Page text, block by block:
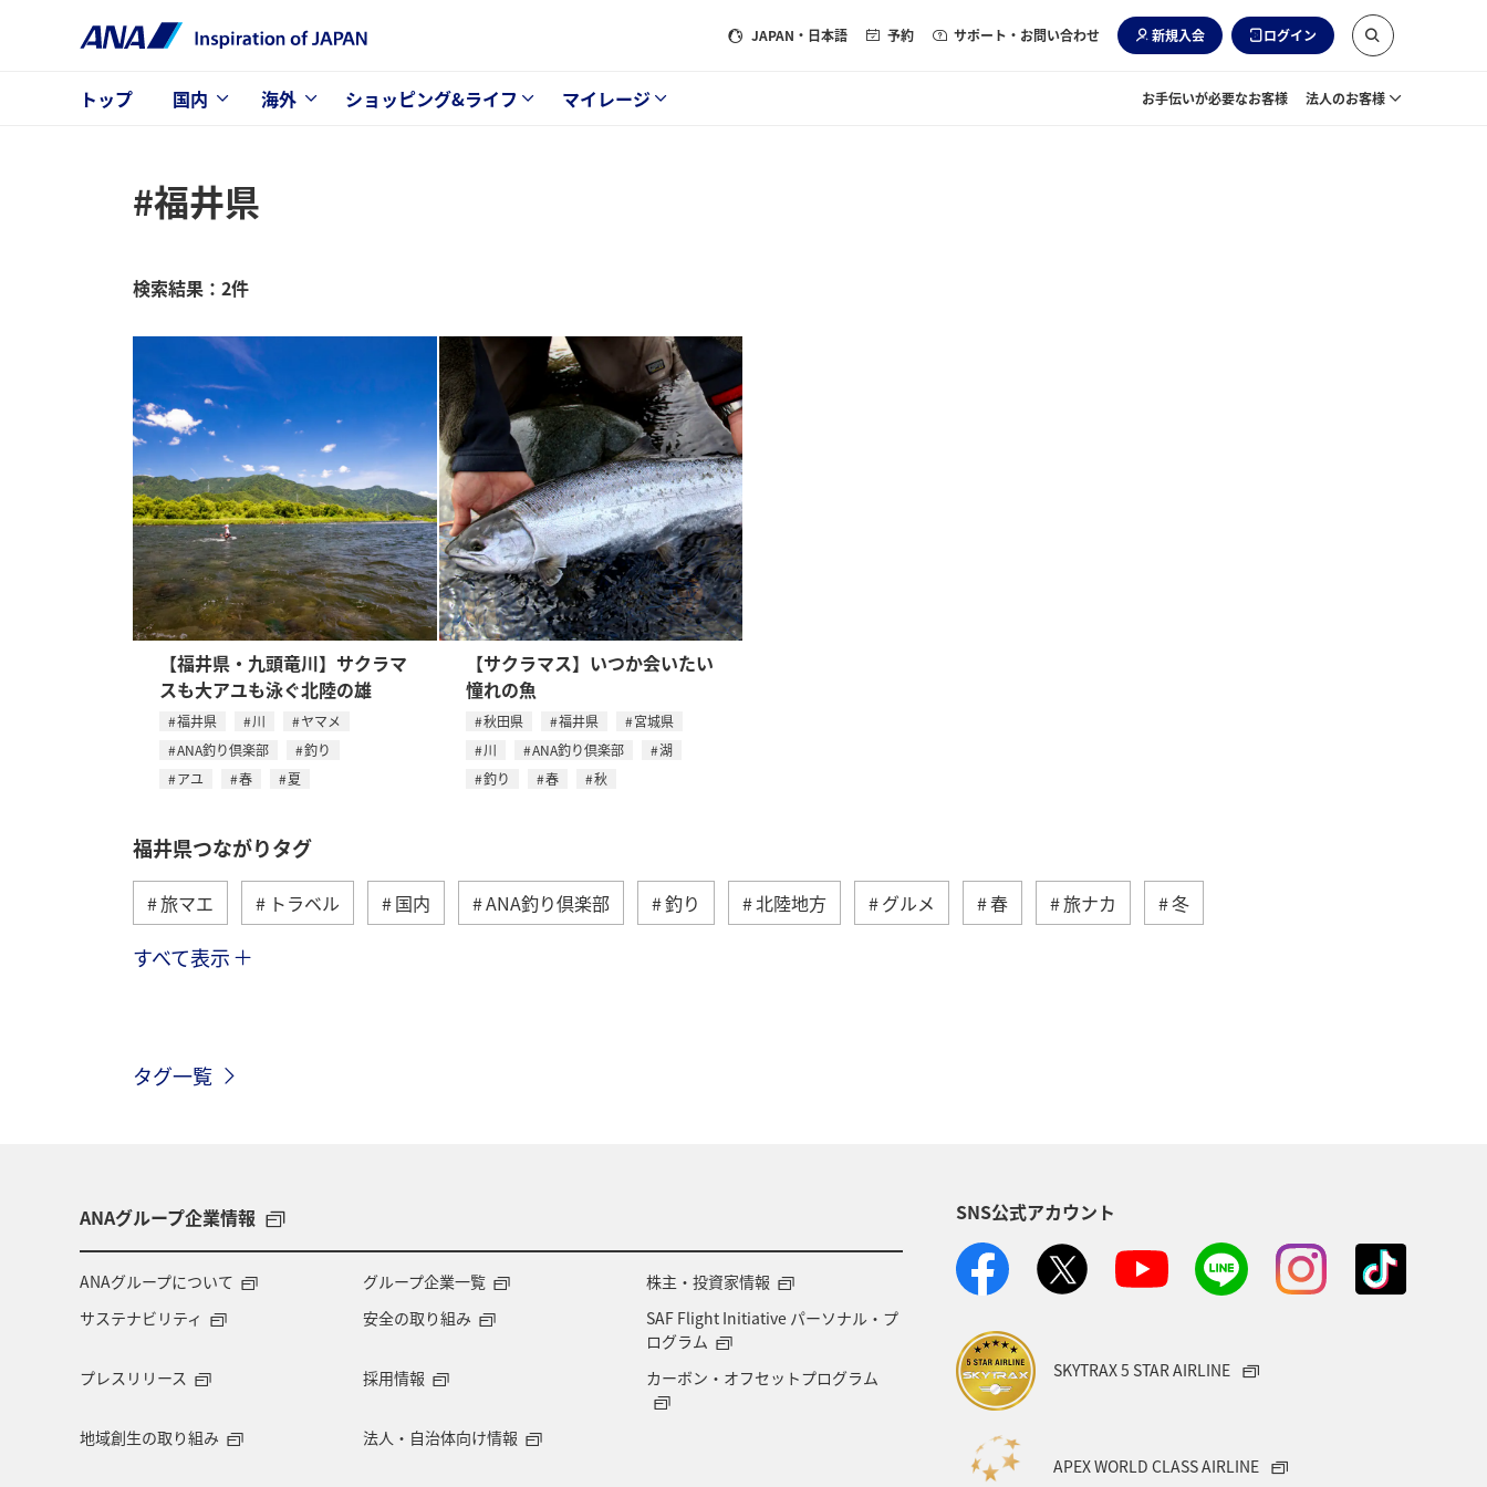
JAPAN ・日本語 予約 サポート・お問い合わせ 新規入会 ログイン
トップ 国内 海外 ショッピング&ライフ マイレージ お手伝いが必要なお客様 法人のお客様
#福井県
検索結果：2件
【福井県・九頭竜川】サクラマ
スも大アユも泳ぐ北陸の雄
福井県 川
ヤマメ
ANA釣り倶楽部
釣り
アユ
春 夏
【サクラマス】いつか会いたい
憧れの魚
秋田県 福井県
宮城県
川
ANA釣り倶楽部
湖
釣り
春 秋
福井県つながりタグ
旅マエ トラベル 国内 ANA釣り倶楽部 釣り 北陸地方 グルメ 春 旅ナカ 冬
川 湖
すべて表示
タグ一覧
ANAグループ企業情報
ANAグループについて グループ企業一覧
株主・投資家情報
サステナビリティ
安全の取り組み
SAF Flight Initiative パーソナル・プ
ログラム
プレスリリース
採用情報 カーボン・オフセットプログラム
地域創生の取り組み 法人・自治体向け情報
SNS公式アカウント
SKYTRAX 5 STAR AIRLINE
APEX WORLD CLASS AIRLINE